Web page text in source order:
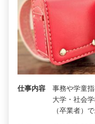
仕事内容
事務や学童
大学・社会
（卒業者）